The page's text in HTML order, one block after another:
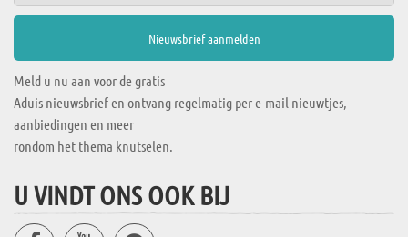
Meld u nu aan voor de gratis
Aduis nieuwsbrief en ontvang regelmatig per e-mail nieuwtjes,
aanbiedingen en meer
rondom het thema knutselen.
U VINDT ONS OOK BIJ